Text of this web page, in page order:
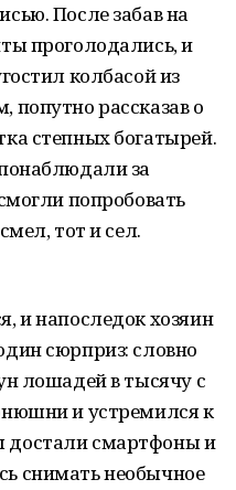
После забав на
проголодались, и
колбасой из
рассказав о
степных богатырей.
за
попробовать
тот и сел.
и напоследок хозяин
сюрприз: словно
лошадей в тысячу с
и устремился к
смартфоны и
снимать необычное